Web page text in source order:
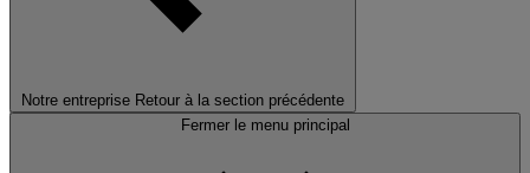
Notre entreprise Retour à la section précédente
Fermer le menu principal